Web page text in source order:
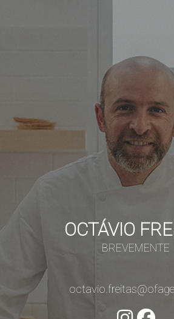
OCTÁVIO
BREVEMENTE